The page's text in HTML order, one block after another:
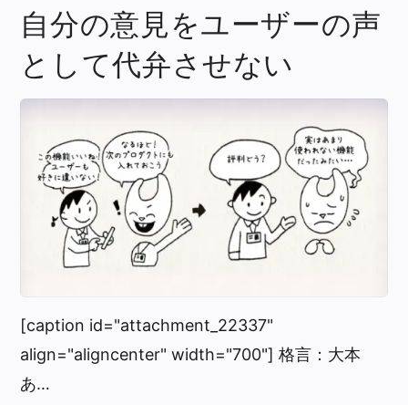
自分の意見をユーザーの声
として代弁させない
[caption id="attachment_22337"
align="aligncenter" width="700"] 格言：大本
あ…